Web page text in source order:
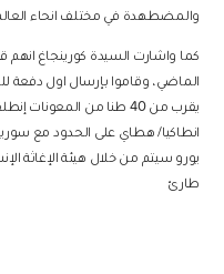
والمضطهدة في مختلف انحاء
الماضي، وقاموا بإرسال اول
يقرب من 40 طنا من
يورو سيتم من خلال هيئة الإغاثة
طارئ